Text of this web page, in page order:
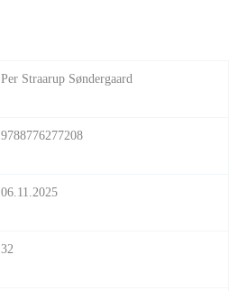
Per Straarup Søndergaard
9788776277208
06.11.2025
32